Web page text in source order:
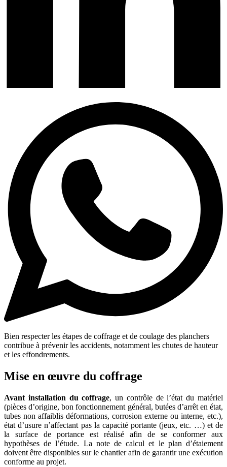
Bien respecter les étapes de coffrage et de coulage des planchers
contribue à prévenir les accidents, notamment les chutes de hauteur
et les effondrements.
Mise en œuvre du coffrage
Avant installation du coffrage, un contrôle de l’état du matériel
(pièces d’origine, bon fonctionnement général, butées d’arrêt en état,
tubes non affaiblis déformations, corrosion externe ou interne, etc.),
état d’usure n’affectant pas la capacité portante (jeux, etc. …) et de
la surface de portance est réalisé afin de se conformer aux
hypothèses de l’étude. La note de calcul et le plan d’étaiement
doivent être disponibles sur le chantier afin de garantir une exécution
conforme au projet.